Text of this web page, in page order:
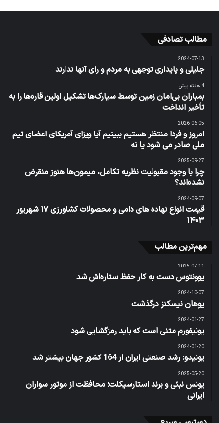
مطالب تصادفی
2024-07-13
جلیلی و پایداری توجهی به مردم و رای آنها ندارند
4 هفته پیش
بمباران بی‌امان زمین توسط سیارک‌ها تشکیل اولین قاره‌ها را به
تأخیر انداخت
2026-06-05
امروز و فردا منتظر هستیم ببینیم آیا ویزای آمریکای اعضای تیم
ملی صادر می شود یا نه
2025-09-27
چرا با وجود مقبولیت نظریه تکامل، میمون‌ها هنوز منقرض
نشده‌اند؟
2024-09-07
قیمت انواع نهاده های دامی و محصولات کشاورزی ۱۷ شهریور
۱۴۰۳
مهم‌ترین مطالب
2025-07-11
یوونتوس دست به کار حفظ ستاره‌اش شد
2024-10-07
یوهان نیسکنز درگذشت
2024-01-27
یونیفورم متنی است که باید رمزگشایی شود
2024-01-20
یونیدو: رشد صنعتی ایران از 164 کشور جهان بیشتر شد
2025-05-20
یونس نبئی و برند استارسیکلت؛ محافظت از موتور سواران
ایرانی